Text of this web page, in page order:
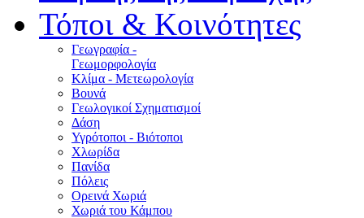
Τόποι & Κοινότητες
Γεωγραφία -
Γεωμορφολογία
Κλίμα - Mετεωρολογία
Βουνά
Γεωλογικοί Σχηματισμοί
Δάση
Υγρότοποι - Βιότοποι
Χλωρίδα
Πανίδα
Πόλεις
Ορεινά Χωριά
Χωριά του Κάμπου